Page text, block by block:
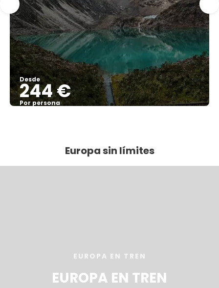
Desde
244 €
Por persona
Europa sin límites
EUROPA EN TREN
EUROPA EN TREN